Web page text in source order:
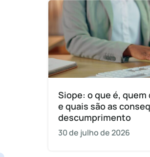
Siope: o que é,
e quais são as
descumprimento
30 de julho de 2026